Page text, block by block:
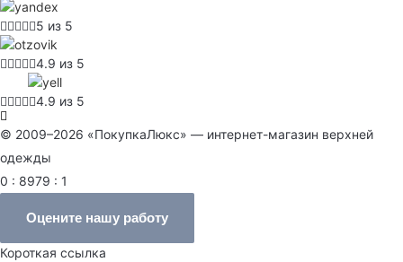
5 из 5
4.9 из 5
4.9 из 5
© 2009–2026 «ПокупкаЛюкс» — интернет-магазин верхней
одежды
0 : 8979 : 1
Оцените нашу работу
Короткая ссылка